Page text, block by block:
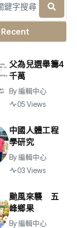
Recent
父為兒選舉籌4
千萬
By編輯中心
05 Views
中國人體工程
學研究
By編輯中心
03 Views
颱風來襲 五
峰鄉果
By編輯中心